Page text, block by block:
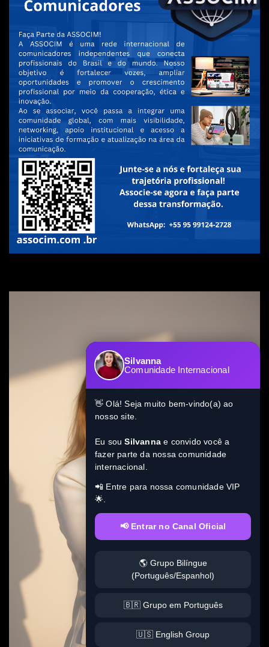
Silvanna
Comunidade Internacional
👋 Olá! Seja muito bem-vindo(a) ao
nosso site.
Eu souSilvanna e convido você a
fazer parte da nossa comunidade
internacional.
📲 Entre para nossa comunidade VIP
🌟.
📢 Entrar no Canal Oficial
🌎 Grupo Bilíngue
(Português/Espanhol)
🇧🇷 Grupo em Português
🇺🇸 English Group